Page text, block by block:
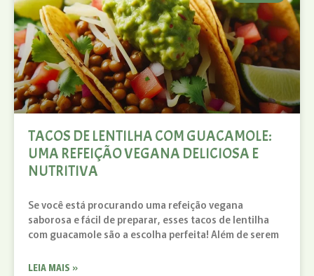
TACOS DE LENTILHA COM GUACAMOLE:
UMA REFEIÇÃO VEGANA DELICIOSA E
NUTRITIVA
Se você está procurando uma refeição vegana
saborosa e fácil de preparar, esses tacos de lentilha
com guacamole são a escolha perfeita! Além de serem
LEIA MAIS »